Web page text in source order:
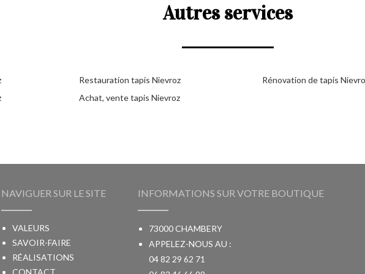
Autres services
Restauration tapis Nievroz
Achat, vente tapis Nievroz
Rénovation de tapis
NAVIGUER SUR LE SITE
VALEURS
SAVOIR-FAIRE
RÉALISATIONS
INFORMATIONS SUR VOTRE BOUTIQUE
73000 CHAMBERY
APPELEZ-NOUS AU :
04 82 29 62 71